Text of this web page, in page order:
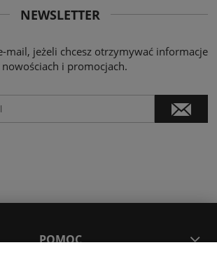
NEWSLETTER
mail, jeżeli chcesz otrzymywać informacje
nowościach i promocjach.
POMOC